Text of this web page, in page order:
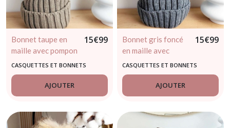
Bonnet taupe en
maille avec pompon
marron
15€99
CASQUETTES ET BONNETS
AJOUTER
Bonnet gris foncé
en maille avec
pompon marron
15€99
CASQUETTES ET BONNETS
AJOUTER